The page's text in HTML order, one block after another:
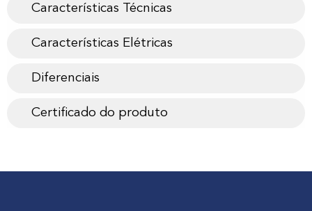
Características Técnicas
Características Elétricas
Diferenciais
Certificado do produto